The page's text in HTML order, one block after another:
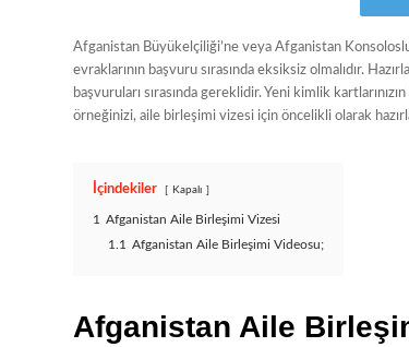
Afganistan Büyükelçiliği’ne veya Afganistan
evraklarının başvuru sırasında eksiksiz olmalıdır.
başvuruları sırasında gereklidir. Yeni kimlik
örneğinizi, aile birleşimi vizesi için öncelikli olarak
İçindekiler Kapalı
1 Afganistan Aile Birleşimi Vizesi
1.1 Afganistan Aile Birleşimi Videosu;
Afganistan Aile